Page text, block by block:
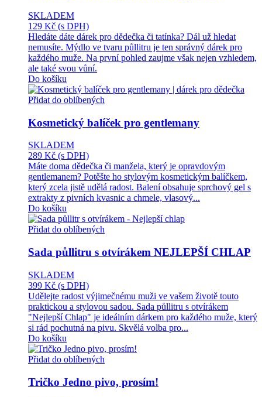
SKLADEM
129 Kč (s DPH)
Hledáte dáte dárek pro dědečka či tatínka? Dál už hledat
nemusíte. Mýdlo ve tvaru půllitru je ten správný dárek pro
každého muže. Na první pohled zaujme však nejen vzhledem,
ale také svou vůní.
Do košíku
Přidat do oblíbených
Kosmetický balíček pro gentlemany
SKLADEM
289 Kč (s DPH)
Máte doma dědečka či manžela, který je opravdovým
gentlemanem? Potěšte ho stylovým kosmetickým balíčkem,
který zcela jistě udělá radost. Balení obsahuje sprchový gel s
extrakty z pivních kvasnic a chmele, vlasový...
Do košíku
Přidat do oblíbených
Sada půllitru s otvírákem NEJLEPŠÍ CHLAP
SKLADEM
399 Kč (s DPH)
Udělejte radost výjimečnému muži ve vašem životě touto
praktickou a stylovou sadou. Sada půllitru s otvírákem
"Nejlepší Chlap" je ideálním dárkem pro každého muže, který
si rád pochutná na pivu. Skvělá volba pro...
Do košíku
Přidat do oblíbených
Tričko Jedno pivo, prosím!